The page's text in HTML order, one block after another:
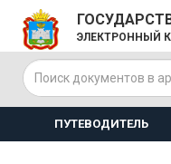
ЭЛЕКТРОННЫЙ
ПУТЕВОДИТЕЛЬ